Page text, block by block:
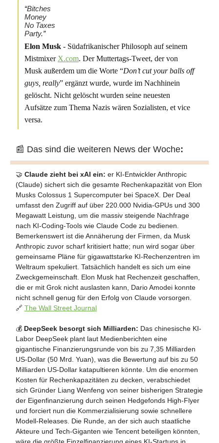
“Bitches
Money
No Taxes
Party.”
Elon Musk - Südafrikanischer Philosoph auf seinem
Mistmixer X.com. Der Muttertags-Tweet, der von
Musk außerdem um die Worte “Don’t cut your balls off
guys, really” ergänzt wurde, wurde im Nachhinein
gelöscht. Nicht gelöscht wurden seine neuesten
Aufsätze zum Thema Nazis wären Sozialisten, et vice
versa.
📰 Das sind die weiteren News der Woche:
🤝 Claude zieht bei xAI ein: er KI-Entwickler Anthropic
(Claude) sichert sich die gesamte Rechenkapazität von Elon
Musks Colossus 1 Supercomputer bei SpaceX. Der Deal
umfasst den Zugriff auf über 220.000 Nvidia-GPUs und 300
Megawatt Leistung, um die massiv steigende Nachfrage
nach KI-Coding-Tools wie Claude Code zu bedienen.
Bemerkenswert ist die Annäherung der Firmen, da Musk
Anthropic zuvor scharf kritisiert hatte; nun wird sogar über
gemeinsame Pläne für gigawattstarke KI-Rechenzentren im
Weltraum spekuliert. Tatsächlich handelt es sich um eine
Zweckgemeinschaft. Elon Musk hat Rechenzeit geschaffen,
die er mit Grok nicht auslasten kann, Dario Amodei konnte
nicht schnell genug für den Erfolg von Claude vorsorgen.
🔗 The Wall Street Journal
💰 DeepSeek besorgt sich Milliarden: Das chinesische KI-
Labor DeepSeek plant laut Medienberichten eine
gigantische Finanzierungsrunde von bis zu 7,35 Milliarden
US-Dollar (50 Mrd. Yuan), was die Bewertung auf bis zu 50
Milliarden US-Dollar katapultieren könnte. Um die enormen
Kosten für Rechenkapazitäten zu decken, verabschiedet
sich Gründer Liang Wenfeng von seiner bisherigen Strategie
der Eigenfinanzierung durch seinen Hedgefonds High-Flyer
und forciert nun die Kommerzialisierung sowie schnellere
Modell-Releases. Die Runde, an der sich auch staatliche
Akteure und Tech-Giganten wie Tencent beteiligen könnten,